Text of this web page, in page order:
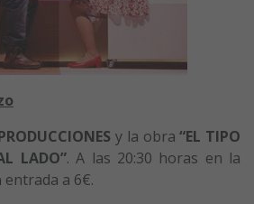
y la obra “EL TIPO
LADO”. A las 20:30 horas en la
entrada a 6€.